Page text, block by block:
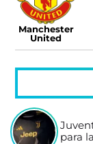
Manchester
United
para